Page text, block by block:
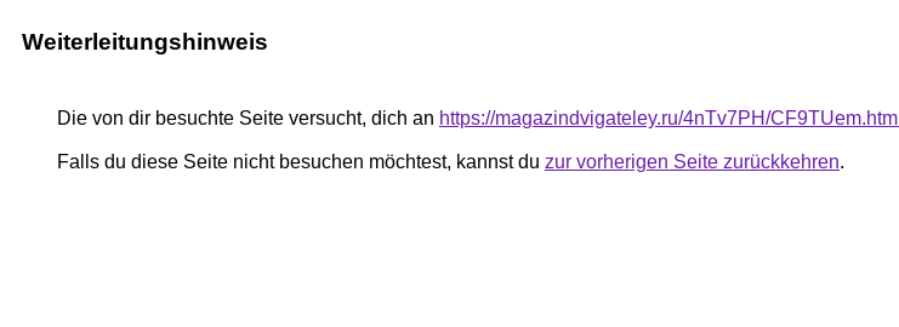
Weiterleitungshinweis
Die von dir besuchte Seite versucht, dich an https://magazindvigateley.ru/4nTv7PH/CF9TUem.html
Falls du diese Seite nicht besuchen möchtest, kannst du zur vorherigen Seite zurückkehren.